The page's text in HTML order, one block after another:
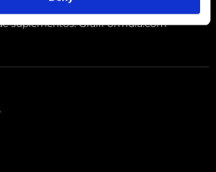
suplementos:GrailFormula.com